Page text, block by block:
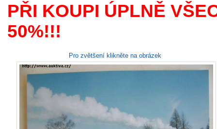
PŘI KOUPI ÚPLNĚ
50%!!!
Pro zvětšení klikněte na obrázek